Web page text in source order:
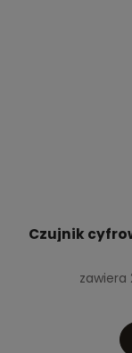
Czujnik
zawiera